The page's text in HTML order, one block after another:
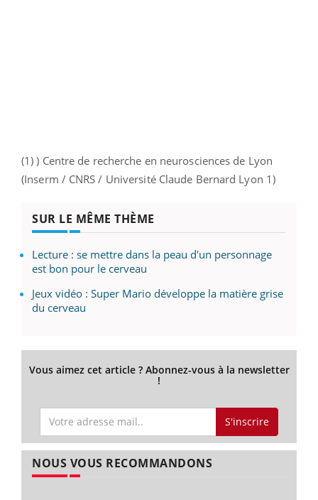
(1) ) Centre de recherche en neurosciences de Lyon
(Inserm / CNRS / Université Claude Bernard Lyon 1)
SUR LE MÊME THÈME
Lecture : se mettre dans la peau d'un personnage
est bon pour le cerveau
Jeux vidéo : Super Mario développe la matière grise
du cerveau
Vous aimez cet article ? Abonnez-vous à la newsletter
!
S'inscrire
NOUS VOUS RECOMMANDONS